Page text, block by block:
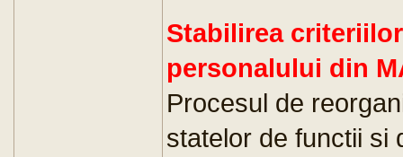
Stabilirea
personalului din
Procesul de
statelor de functii si